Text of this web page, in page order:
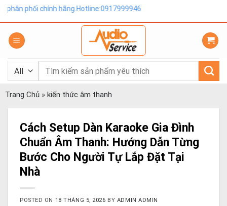
Skip
content
hãng.Hotline:0917999946
kiếm:
Trang Chủ» kiến thức âm thanh
Cách Setup Dàn Karaoke Gia Đình
Chuẩn Âm Thanh: Hướng Dẫn Từng
Bước Cho Người Tự Lắp Đặt Tại
Nhà
POSTED ON 18 THÁNG 5, 2026 BY ADMIN ADMIN